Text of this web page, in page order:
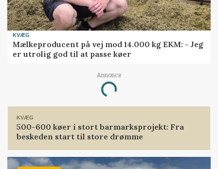
KVÆG
Mælkeproducent på vej mod 14.000 kg EKM: - Jeg
er utrolig god til at passe køer
Annonce
Loading...
KVÆG
500-600 køer i stort barmarksprojekt: Fra
beskeden start til store drømme